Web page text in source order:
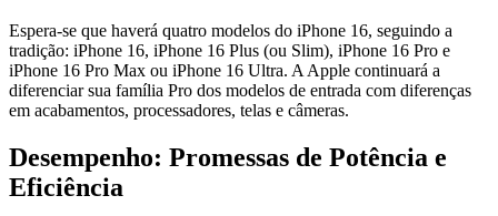
Espera-se que haverá quatro modelos do iPhone 16, seguindo a
tradição: iPhone 16, iPhone 16 Plus (ou Slim), iPhone 16 Pro e
iPhone 16 Pro Max ou iPhone 16 Ultra. A Apple continuará a
diferenciar sua família Pro dos modelos de entrada com diferenças
em acabamentos, processadores, telas e câmeras.
Desempenho: Promessas de Potência e
Eficiência